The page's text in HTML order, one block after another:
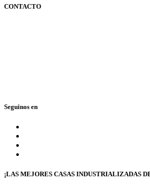
CONTACTO
Seguinos en
¡LAS MEJORES CASAS INDUSTRIALIZADAS